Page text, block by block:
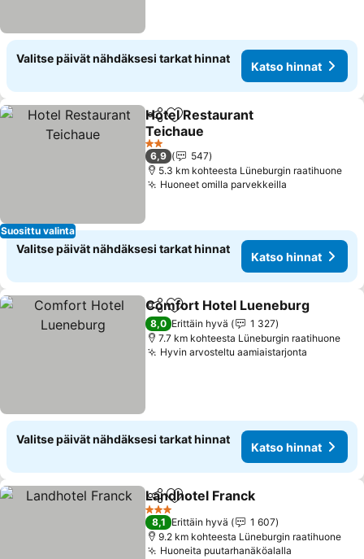
Valitse päivät nähdäksesi tarkat hinnat
Katso hinnat
Suosittu valinta
Jaa Lisää suosikkeihin
Hotel Restaurant
Teichaue
Katso hinnat
2 Tähtiluokitus
6,9
547
5.3 km kohteesta Lüneburgin raatihuone
Huoneet omilla parvekkeilla
Valitse päivät nähdäksesi tarkat hinnat
Katso hinnat
Jaa Lisää suosikkeihin
Comfort Hotel Lueneburg
8,0 Erittäin hyvä
1 327
7.7 km kohteesta Lüneburgin raatihuone
Hyvin arvosteltu aamiaistarjonta
Valitse päivät nähdäksesi tarkat hinnat
Katso hinnat
Jaa Lisää suosikkeihin
Landhotel Franck
3 Tähtiluokitus
8,1 Erittäin hyvä
1 607
9.2 km kohteesta Lüneburgin raatihuone
Huoneita puutarhanäköalalla